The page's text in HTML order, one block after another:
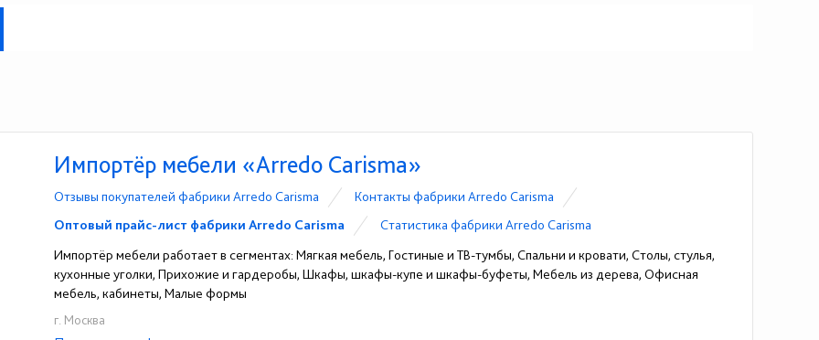
Импортёр мебели «Arredo Carisma»
Отзывы покупателей фабрики Arredo Carisma
Контакты фабрики Arredo Carisma
Оптовый прайс-лист фабрики Arredo Carisma
Статистика фабрики Arredo Carisma
Импортёр мебели работает в сегментах: Мягкая мебель, Гостиные и ТВ-тумбы, Спальни и кровати, Столы, стулья,
кухонные уголки, Прихожие и гардеробы, Шкафы, шкафы-купе и шкафы-буфеты, Мебель из дерева, Офисная
мебель, кабинеты, Малые формы
г. Москва